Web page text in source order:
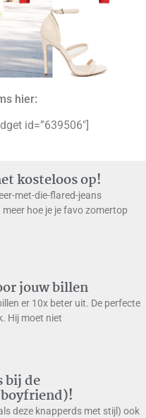
hier:
id=”639506″]
kosteloos op!
met-die-flared-jeans
hoe je je favo zomertop
jouw billen
er 10x beter uit. De perfecte
Hij moet niet
bij de
deze knapperds met stijl) ook